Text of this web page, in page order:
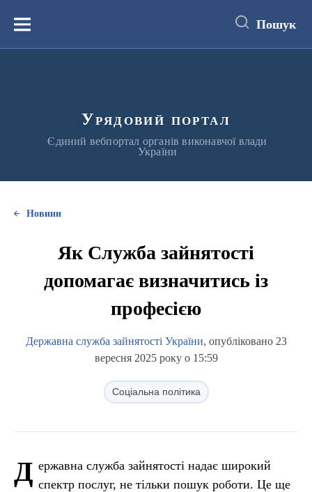
вмістуМеню Пошук
Урядовий портал
Єдиний вебпортал органів виконавчої влади
України
Новини
Як Служба зайнятості
допомагає визначитись із
професією
Державна служба зайнятості України, опубліковано 23
вересня 2025 року о 15:59
Соціальна політика
Д ержавна служба зайнятості надає широкий
спектр послуг, не тільки пошук роботи. Це ще